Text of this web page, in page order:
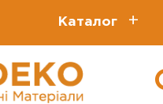
Каталог